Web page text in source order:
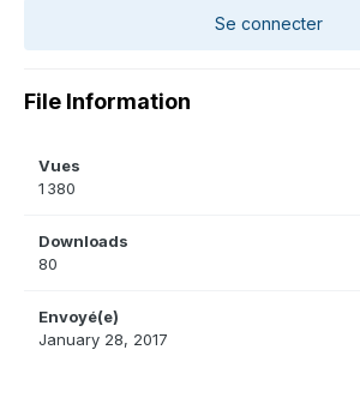
Se connecter
File Information
Vues
1 380
Downloads
80
Envoyé(e)
January 28, 2017